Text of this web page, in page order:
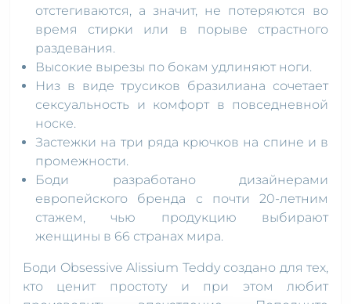
отстегиваются, а значит, не потеряются во
время стирки или в порыве страстного
раздевания.
Высокие вырезы по бокам удлиняют ноги.
Низ в виде трусиков бразилиана сочетает
сексуальность и комфорт в повседневной
носке.
Застежки на три ряда крючков на спине и в
промежности.
Боди разработано дизайнерами
европейского бренда с почти 20-летним
стажем, чью продукцию выбирают
женщины в 66 странах мира.
Боди Obsessive Alissium Teddy создано для тех,
кто ценит простоту и при этом любит